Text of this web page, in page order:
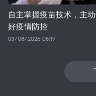
自主掌握疫苗技术，主
好疫情防控
03/08/2026 08:19